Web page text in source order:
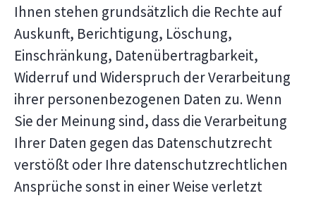
Ihnen stehen grundsätzlich die Rechte auf
Auskunft, Berichtigung, Löschung,
Einschränkung, Datenübertragbarkeit,
Widerruf und Widerspruch der Verarbeitung
ihrer personenbezogenen Daten zu. Wenn
Sie der Meinung sind, dass die Verarbeitung
Ihrer Daten gegen das Datenschutzrecht
verstößt oder Ihre datenschutzrechtlichen
Ansprüche sonst in einer Weise verletzt